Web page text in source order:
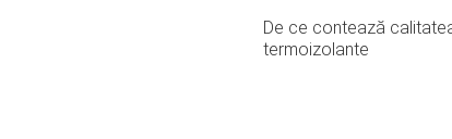
De ce contează
termoizolante